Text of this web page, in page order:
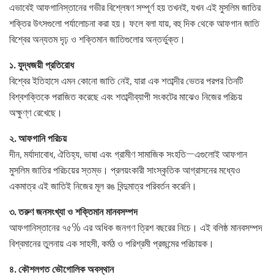
এভাবেই আফগানিস্তানের গভীর বিশ্লেষণ সম্পূর্ণ হয় তখনই, যখন এই মুসলিম জাতির
শক্তির উৎসগুলো পর্যালোচনা করা হয়। ফলে বলা যায়, বহু দিক থেকে আফগান জাতি
বিশ্বের অন্যতম দৃঢ় ও শক্তিমান জাতিগুলোর অন্তর্ভুক্ত।
১. যুদ্ধজয়ী প্রতিরোধ
বিশ্বের ইতিহাসে এমন কোনো জাতি নেই, যারা এক শতাব্দীর ভেতর পরপর তিনটি
বিশ্বশক্তিকে পরাজিত করেছে এবং শতাব্দীব্যাপী সংকটের মাঝেও নিজের পরিচয়
অক্ষুণ্ণ রেখেছে।
২. আফগানি পরিচয়
দীন, মর্যাদাবোধ, ঐতিহ্য, ভাষা এবং গ্রামীণ সামাজিক সংহতি—এগুলোই আফগান
মুসলিম জাতির পরিচয়ের স্তম্ভ। প্রলয়ংকারী সাংস্কৃতিক আগ্রাসনের মধ্যেও
একমাত্র এই জাতিই নিজের মূল রঙ বিন্দুমাত্র পরিবর্তন করেনি।
৩. তরুণ জনসংখ্যা ও শক্তিমান মানবসম্পদ
আফগানিস্তানের ৭৫% এর অধিক জনগণ ত্রিশ বছরের নিচে। এই বলিষ্ঠ মানবসম্পদ
বিশ্বমানের তুলনায় এক সাহসী, কর্মঠ ও পরিশ্রমী প্রজন্মের পরিচায়ক।
৪. কৌশলগত ভৌগোলিক অবস্থান